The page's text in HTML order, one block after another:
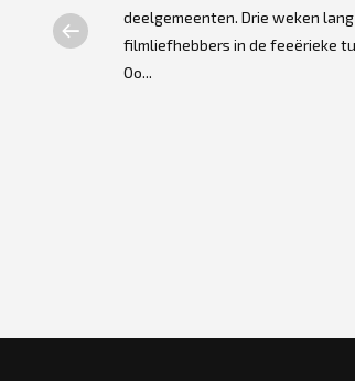
De
deelgemeenten. Drie weken
filmliefhebbers in de feeërieke
Oo...